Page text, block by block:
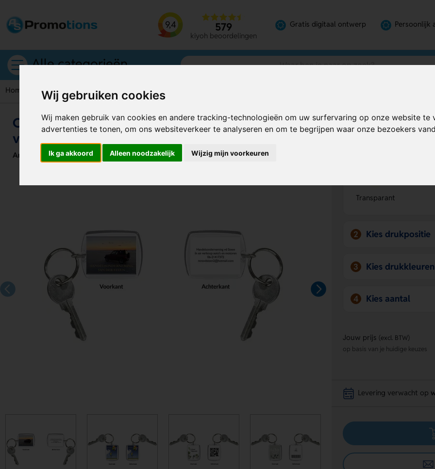
Wij gebruiken cookies
Wij maken gebruik van cookies en andere tracking-technologieën om uw surfervaring op onze website te
advertenties te tonen, om ons websiteverkeer te analyseren en om te begrijpen waar onze bezoekers
Ik ga akkoord Alleen noodzakelijk Wijzig mijn voorkeuren
9,4 579
kiyoh beoordelingen
Gratis digitaal ontwerp Persoonlijk
Alle categorieën
Home Sleutelhangers Club Special Sleutelhanger – stijlvol en uniek voor elke sleutelbos
Club Special Sleutelhanger – stijlvol en uniek
voor elke sleutelbos
Artikelnummer:122919
Bereken mijn
Transparant
2 Kies drukpositie
3 Kies drukkleuren
4 Kies aantal
Jouw prijs (excl. BTW)
op basis van je huidige keuzes
Levering verwacht op